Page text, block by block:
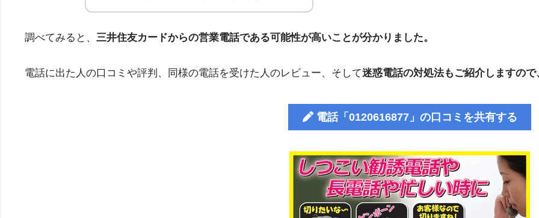
調べてみると、 三井住友カードからの営業電話である可能性が高いことが分かりました。
電話に出た人の口コミや評判、同様の電話を受けた人のレビュー、そして迷惑電話の対処法もご紹介しますの
電話「0120616877」の口コミを共有する